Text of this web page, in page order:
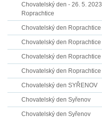
Chovatelský den - 26. 5. 2023,
Roprachtice
Chovatelský den Roprachtice
Chovatelský den Roprachtice
Chovatelský den Roprachtice
Chovatelský den Roprachtice
Chovatelský den SYŘENOV
Chovatelský den Syřenov
Chovatelský den Syřenov